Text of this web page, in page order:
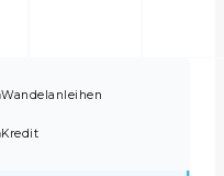
Wandelanleihen
Kredit